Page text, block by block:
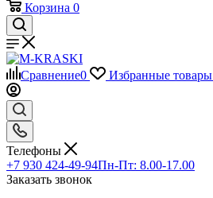
Корзина 0
Сравнение0 Избранные товары
Телефоны
+7 930 424-49-94Пн-Пт: 8.00-17.00
Заказать звонок